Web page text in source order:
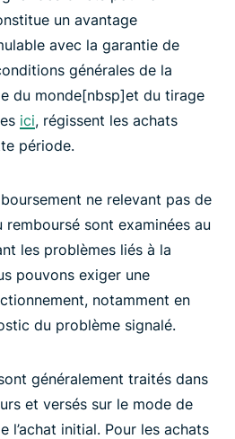
un avantage
avec la garantie de
générales de la
du monde[nbsp]et du tirage
ici, régissent les achats
période.
ne relevant pas de
sont examinées au
les problèmes liés à la
pouvons exiger une
notamment en
du problème signalé.
généralement traités dans
et versés sur le mode de
l’achat initial. Pour les achats